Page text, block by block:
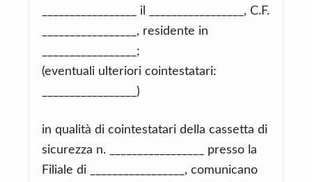
_________________ il _________________, C.F.
_________________, residente in
_________________;
(eventuali ulteriori cointestatari:
_________________)
in qualità di cointestatari della cassetta di
sicurezza n. _________________ presso la
Filiale di _________________, comunicano